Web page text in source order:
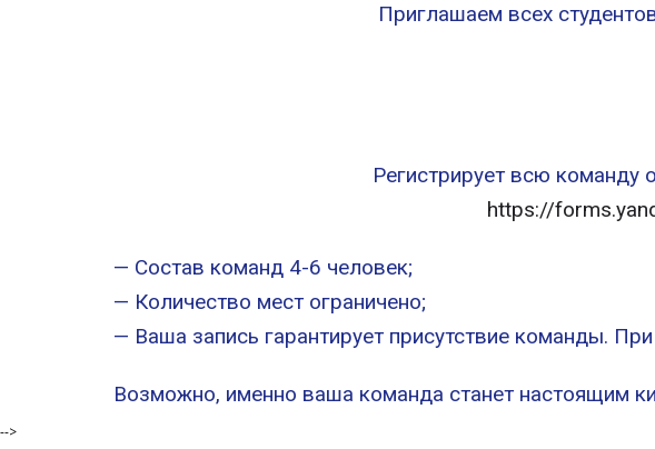
Приглашаем всех
Регистрирует всю команду
https://
— Состав команд 4-6 человек;
— Количество мест ограничено;
— Ваша запись гарантирует присутствие команды.
Возможно, именно ваша команда станет настоящим
-->